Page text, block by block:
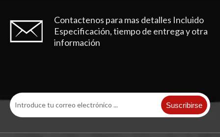
Contactenos para mas detalles Incluido
Especificación, tiempo de entrega y otra
información
Suscribirse